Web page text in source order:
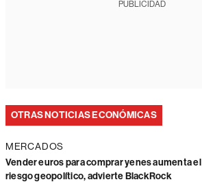
PUBLICIDAD
OTRAS NOTICIAS ECONÓMICAS
MERCADOS
Vender euros para comprar yenes aumenta el
riesgo geopolítico, advierte BlackRock